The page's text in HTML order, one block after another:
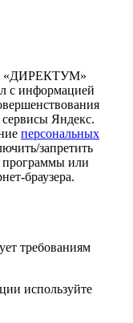
с информацией
сервисы Яндекс.
персональных
запретить
программы или
браузера.
требованиям
используйте